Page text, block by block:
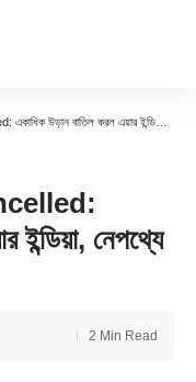
বাতিল করল এয়ার ইন্ডিয়া, নেপথ্যে কোন কারণ?
ইন্ডিয়া, নেপথ্যে
2 Min Read